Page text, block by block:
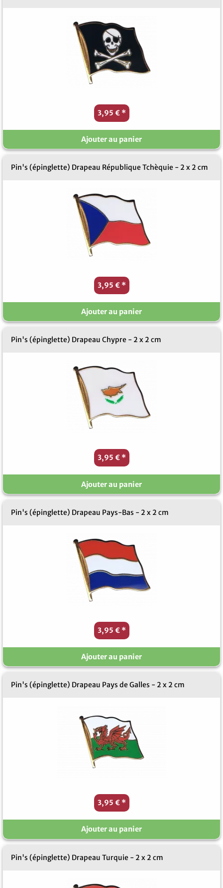
3,95 € *
Ajouter au panier
Pin's (épinglette) Drapeau République Tchèquie - 2 x 2 cm
3,95 € *
Ajouter au panier
Pin's (épinglette) Drapeau Chypre - 2 x 2 cm
3,95 € *
Ajouter au panier
Pin's (épinglette) Drapeau Pays-Bas - 2 x 2 cm
3,95 € *
Ajouter au panier
Pin's (épinglette) Drapeau Pays de Galles - 2 x 2 cm
3,95 € *
Ajouter au panier
Pin's (épinglette) Drapeau Turquie - 2 x 2 cm